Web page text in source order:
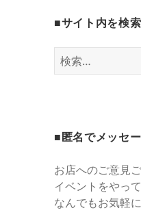
ュ*カフェ
にくつろ
ベントも
■サイト内を検
検
索:
■匿名でメッセ
お店へのご意見
イベントをやっ
なんでもお気軽